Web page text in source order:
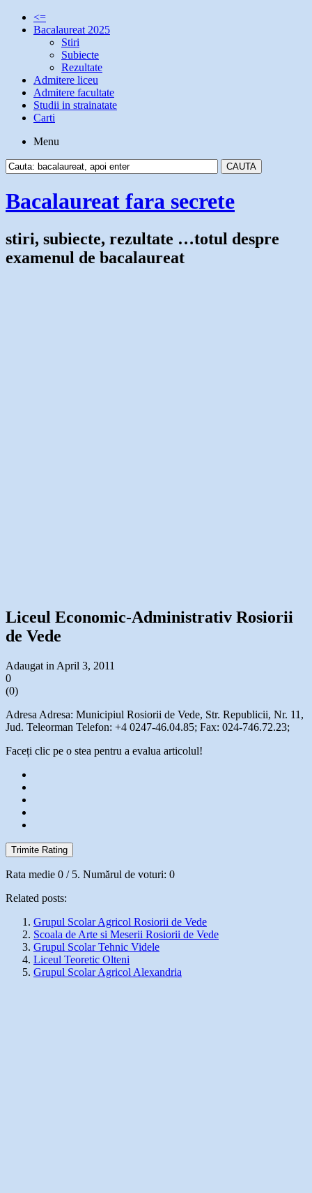
<=
Bacalaureat 2025
Stiri
Subiecte
Rezultate
Admitere liceu
Admitere facultate
Studii in strainatate
Carti
Menu
Bacalaureat fara secrete
stiri, subiecte, rezultate …totul despre
examenul de bacalaureat
Liceul Economic-Administrativ Rosiorii
de Vede
Adaugat in April 3, 2011
0
(0)
Adresa Adresa: Municipiul Rosiorii de Vede, Str. Republicii, Nr. 11,
Jud. Teleorman Telefon: +4 0247-46.04.85; Fax: 024-746.72.23;
Faceți clic pe o stea pentru a evalua articolul!
Trimite Rating
Rata medie 0 / 5. Numărul de voturi: 0
Related posts:
Grupul Scolar Agricol Rosiorii de Vede
Scoala de Arte si Meserii Rosiorii de Vede
Grupul Scolar Tehnic Videle
Liceul Teoretic Olteni
Grupul Scolar Agricol Alexandria